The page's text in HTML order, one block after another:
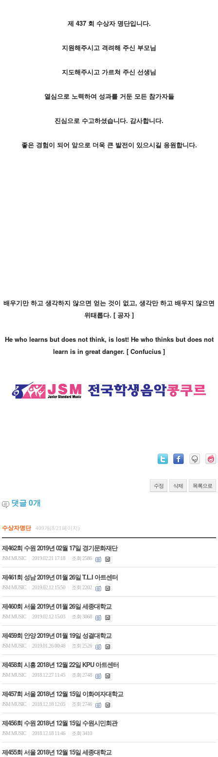
제 437회 수상자 명단입니다.
지원해주시고 격려해 주신 부모님
지도해주시고 가르쳐 주신 선생님
열심으로 노력하여 성과를 거둔 모든 참가자들
진심으로 수고하셨습니다. 감사합니다.
좋은 경험이 되어 앞으로 더욱 큰 발전이 있으시길 응원합니다.
배우기만 하고 생각하지 않으면 얻는 것이 없고, 생각만 하고 배우지 않으면
위태롭다. [ 공자 ]
He who learns but does not think, is lost! He who thinks but does not
learn is in great danger. [ Confucius ]
수정 삭제 목록으로
댓글0개
수상자명단 409개(8/21페이지)
제462회 수원 2019년 02월 17일 경기문화재단
JSM MUSIC 2019.02.21 17:18 조회 2586
제461회 성남 2019년 01월 26일 T.L.I 아트센터
JSM MUSIC 2019.02.12 15:50 조회 2202
제460회 서울 2019년 01월 26일 세종대학교
JSM MUSIC 2019.02.12 15:03 조회 3068
제459회 안양 2019년 01월 19일 성결대학교
JSM MUSIC 2019.01.26 00:48 조회 2526
제458회 시흥 2018년 12월 22일 KPU 아트센터
JSM MUSIC 2018.12.27 11:45 조회 2748
제457회 서울 2018년 12월 15일 이화여자대학교
JSM MUSIC 2018.12.18 12:05 조회 2746
제456회 수원 2018년 12월 15일 수원시민회관
JSM MUSIC 2018.12.18 11:46 조회 3410
제455회 서울 2018년 12월 15일 세종대학교